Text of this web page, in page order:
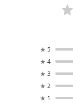
★ 5
★ 4
★ 3
★ 2
★ 1